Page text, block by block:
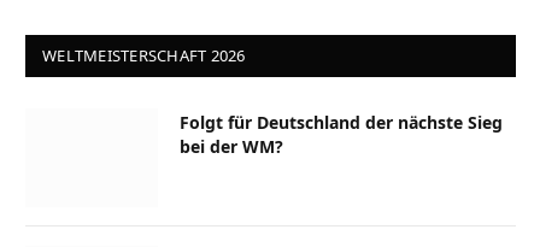
WELTMEISTERSCHAFT 2026
Folgt für Deutschland der nächste Sieg
bei der WM?